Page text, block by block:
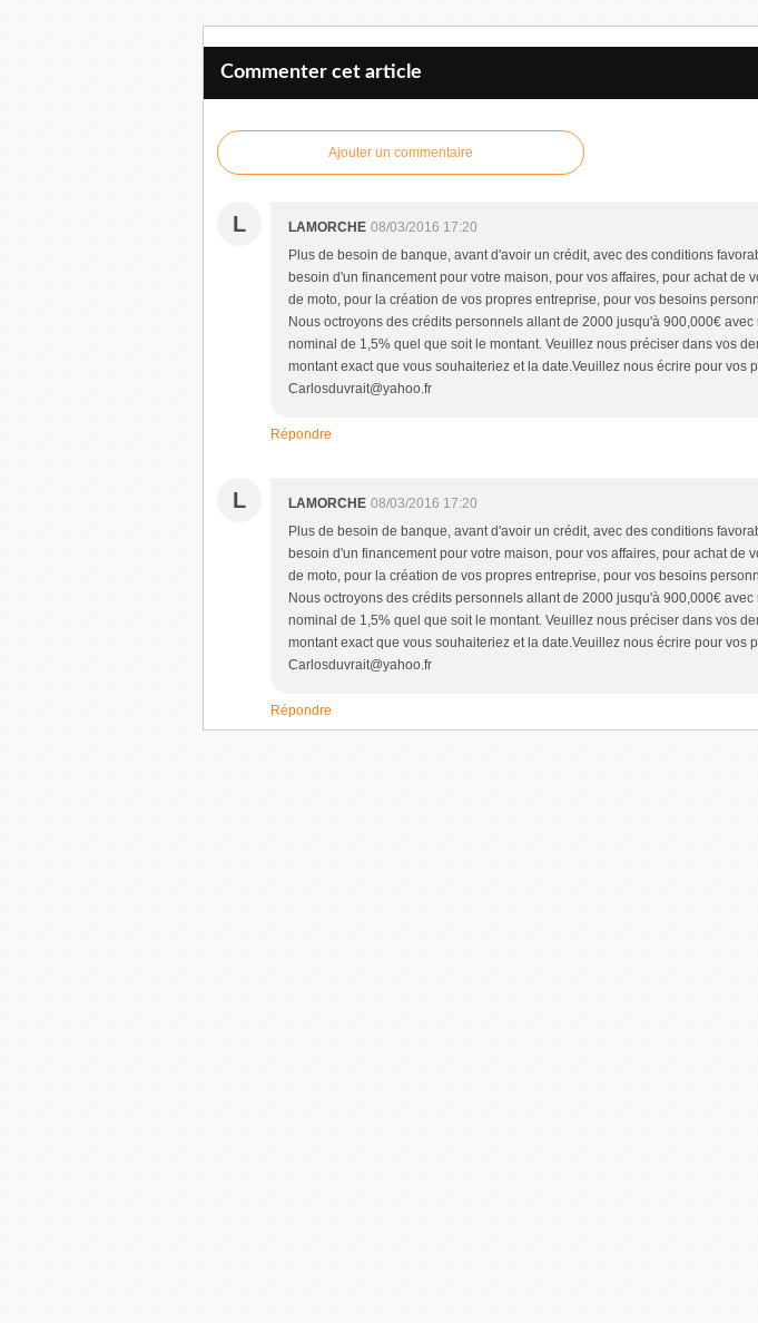
Commenter cet article
Ajouter un commentaire
L LAMORCHE 08/03/2016 17:20
Plus de besoin de banque, avant d'avoir un crédit, avec des conditions
besoin d'un financement pour votre maison, pour vos affaires, pour achat de
de moto, pour la création de vos propres entreprise, pour vos besoins
Nous octroyons des crédits personnels allant de 2000 jusqu'à 900,000€ avec
nominal de 1,5% quel que soit le montant. Veuillez nous préciser dans vos
montant exact que vous souhaiteriez et la date.Veuillez nous écrire pour vos
Carlosduvrait@yahoo.fr
Répondre
L LAMORCHE 08/03/2016 17:20
Plus de besoin de banque, avant d'avoir un crédit, avec des conditions
besoin d'un financement pour votre maison, pour vos affaires, pour achat de
de moto, pour la création de vos propres entreprise, pour vos besoins
Nous octroyons des crédits personnels allant de 2000 jusqu'à 900,000€ avec
nominal de 1,5% quel que soit le montant. Veuillez nous préciser dans vos
montant exact que vous souhaiteriez et la date.Veuillez nous écrire pour vos
Carlosduvrait@yahoo.fr
Répondre